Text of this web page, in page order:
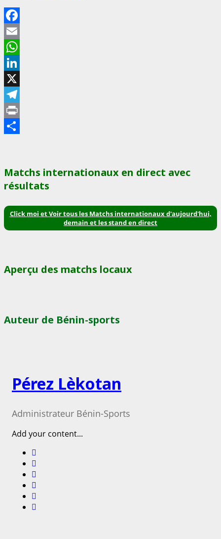
Facebook
Email
WhatsApp
LinkedIn
X
Telegram
Print
Matchs internationaux en direct avec
résultats
Click moi et Voir tous les Matchs internationaux d'aujourd'hui,
demain et les stand en direct
Aperçu des matchs locaux
Auteur de Bénin-sports
Pérez Lèkotan
Administrateur Bénin-Sports
Add your content...